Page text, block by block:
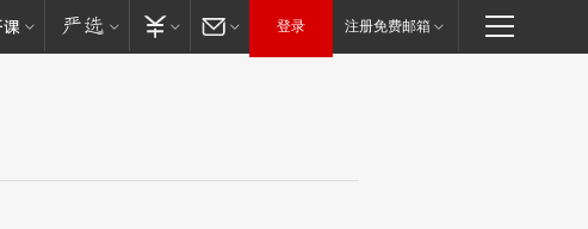
登录 注册免费邮箱